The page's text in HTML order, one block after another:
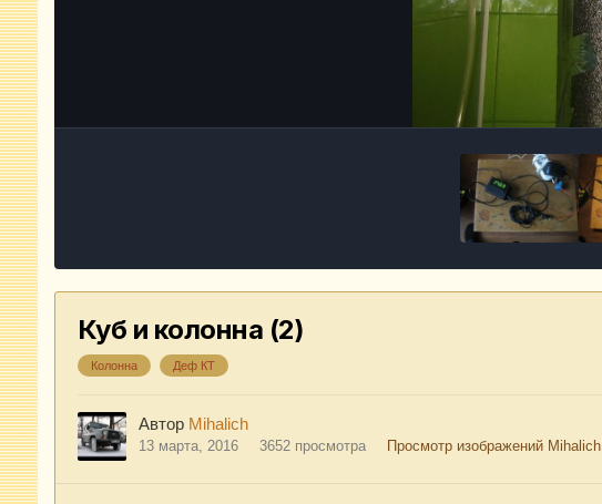
Куб и колонна (2)
Колонна Деф КТ
Автор Mihalich
13 марта, 2016 3652 просмотра Просмотр изображений Mihalich